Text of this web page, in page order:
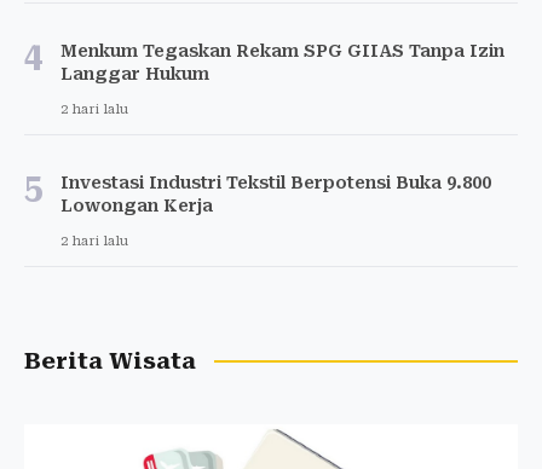
4
Menkum Tegaskan Rekam SPG GIIAS Tanpa Izin
Langgar Hukum
2 hari lalu
5
Investasi Industri Tekstil Berpotensi Buka 9.800
Lowongan Kerja
2 hari lalu
Berita Wisata